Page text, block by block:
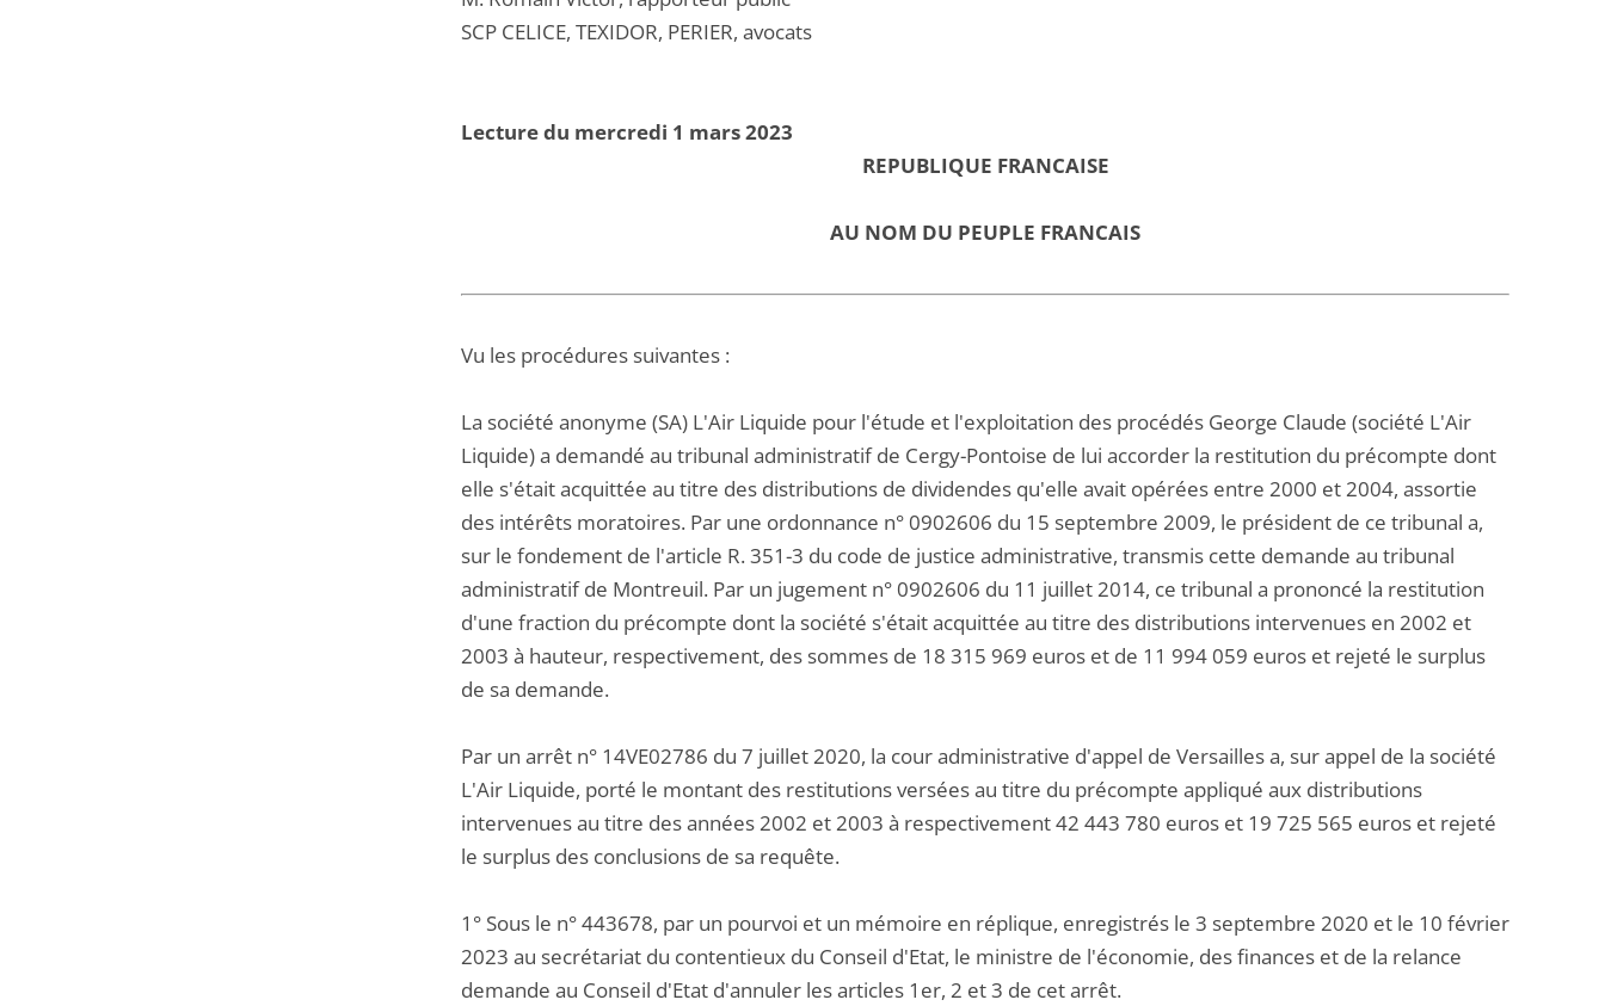
SCP CELICE, TEXIDOR, PERIER, avocats
Lecture du mercredi 1 mars 2023
REPUBLIQUE FRANCAISE
AU NOM DU PEUPLE FRANCAIS
Vu les procédures suivantes :
La société anonyme (SA) L'Air Liquide pour l'étude et l'exploitation des procédés George Claude (société L'Air
Liquide) a demandé au tribunal administratif de Cergy-Pontoise de lui accorder la restitution du précompte dont
elle s'était acquittée au titre des distributions de dividendes qu'elle avait opérées entre 2000 et 2004, assortie
des intérêts moratoires. Par une ordonnance n° 0902606 du 15 septembre 2009, le président de ce tribunal a,
sur le fondement de l'article R. 351-3 du code de justice administrative, transmis cette demande au tribunal
administratif de Montreuil. Par un jugement n° 0902606 du 11 juillet 2014, ce tribunal a prononcé la restitution
d'une fraction du précompte dont la société s'était acquittée au titre des distributions intervenues en 2002 et
2003 à hauteur, respectivement, des sommes de 18 315 969 euros et de 11 994 059 euros et rejeté le surplus
de sa demande.
Par un arrêt n° 14VE02786 du 7 juillet 2020, la cour administrative d'appel de Versailles a, sur appel de la société
L'Air Liquide, porté le montant des restitutions versées au titre du précompte appliqué aux distributions
intervenues au titre des années 2002 et 2003 à respectivement 42 443 780 euros et 19 725 565 euros et rejeté
le surplus des conclusions de sa requête.
1° Sous le n° 443678, par un pourvoi et un mémoire en réplique, enregistrés le 3 septembre 2020 et le 10 février
2023 au secrétariat du contentieux du Conseil d'Etat, le ministre de l'économie, des finances et de la relance
demande au Conseil d'Etat d'annuler les articles 1er, 2 et 3 de cet arrêt.